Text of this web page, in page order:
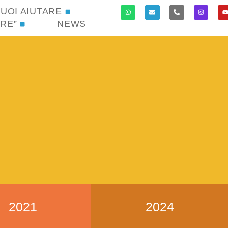
AIUTARE
NEWS
2021 2024